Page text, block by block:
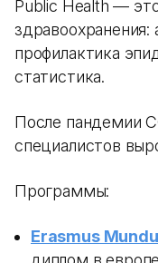
Public Health —
здравоохранения:
профилактика
статистика.
После пандемии
специалистов
Программы:
Erasmus